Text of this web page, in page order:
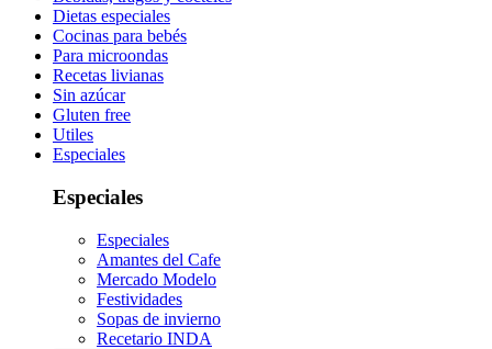
Dietas especiales
Cocinas para bebés
Para microondas
Recetas livianas
Sin azúcar
Gluten free
Utiles
Especiales
Especiales
Especiales
Amantes del Cafe
Mercado Modelo
Festividades
Sopas de invierno
Recetario INDA